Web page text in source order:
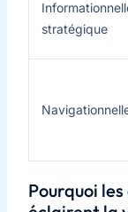
stratégique
Pourquoi